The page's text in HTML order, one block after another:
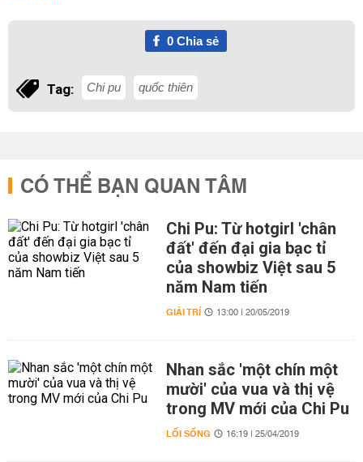
0Chia sẻ
Tag: Chi pu quốc thiên
CÓ THỂ BẠN QUAN TÂM
Chi Pu: Từ hotgirl 'chân
đất' đến đại gia bạc tỉ
của showbiz Việt sau 5
năm Nam tiến
GIẢI TRÍ 13:00 | 20/05/2019
Nhan sắc 'một chín một
mười' của vua và thị vệ
trong MV mới của Chi Pu
LỐI SỐNG 16:19 | 25/04/2019